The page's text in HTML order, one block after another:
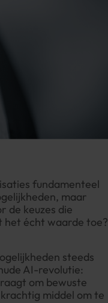
fundamenteel
maar
de keuzes die
het écht waarde toe?
steeds
AI-revolutie:
om bewuste
middel om te